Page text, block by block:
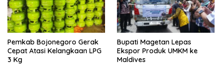
Pemkab Bojonegoro Gerak
Cepat Atasi Kelangkaan LPG
3 Kg
Bupati Magetan Lepas
Ekspor Produk UMKM ke
Maldives